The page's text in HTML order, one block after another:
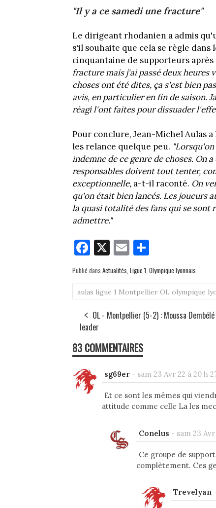
"Il y a ce samedi une fracture"
Le dirigeant rhodanien a admis
s'il souhaite que cela se règle
cinquantaine de supporteurs
fracture mais j'ai passé deux heures
choses ont été dites, ça s'est bien
avis, en particulier en fin de saison.
réagi l'ont faites pour dissuader
Pour conclure, Jean-Michel Aulas
les relance quelque peu.
indemne de ce genre de choses. On
responsables doivent tout tenter,
exceptionnelle, a-t-il raconté. On
qu'on était bien lancés. Les joueurs
la quasi totalité des fans qui se sont
admettre."
Fa
ce
bo
ok
X E
m
ail
rt
ag
er
Publié dans Actualités, Ligue 1, Olympique lyonnais
aulas ligue 1 Montpellier OL olympique
OL - Montpellier (5-2) : Moussa Dembélé
leader
83 COMMENTAIRES
sg69er - sam 23 Avr 22 à 20 h
Et ce sont les mêmes qui
attitude comme celle La les
Conelus - sam 23
Ce groupe de
complètement. Ces
Trevelyan -